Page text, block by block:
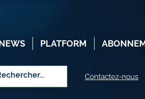
PLATFORM
Contactez-nous